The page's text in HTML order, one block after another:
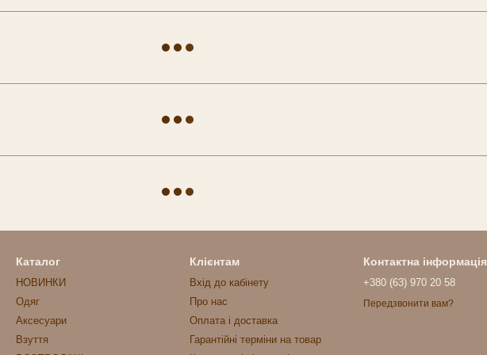
Каталог
НОВИНКИ
Одяг
Аксесуари
Взуття
Клієнтам
Вхід до кабінету
Про нас
Оплата і доставка
Гарантійні терміни на товар
Контактна інформація
+380 (63) 970 20 58
Передзвонити вам?